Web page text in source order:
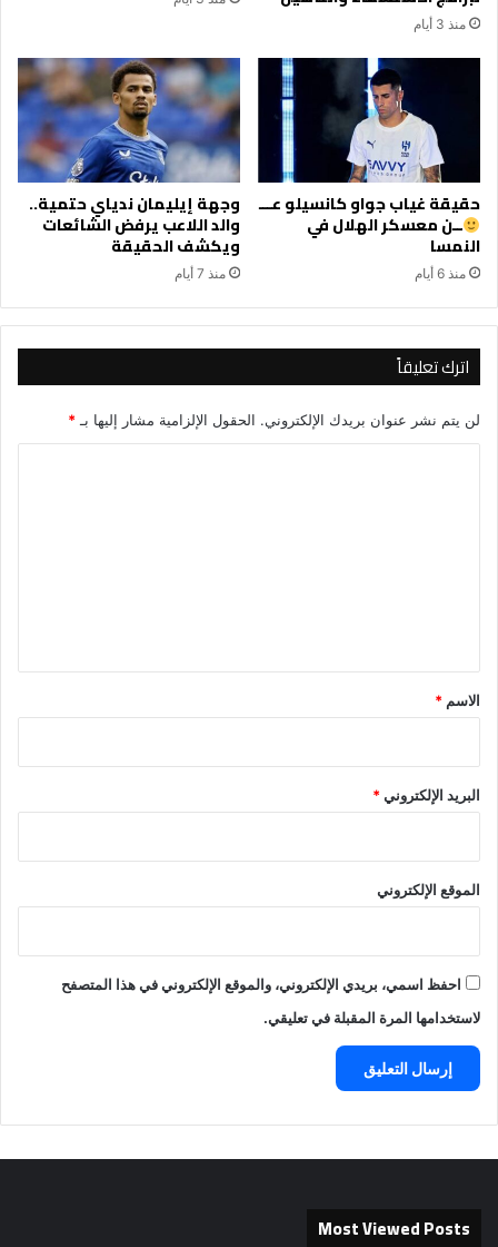
منذ 3 أيام
حقيقة غياب جواو كانسيلو عـــ
ــن معسكر الهلال في
النمسا
منذ 6 أيام
وجهة إيليمان ندياي حتمية..
والد اللاعب يرفض الشائعات
ويكشف الحقيقة
منذ 7 أيام
اترك تعليقاً
لن يتم نشر عنوان بريدك الإلكتروني. الحقول الإلزامية مشار إليها بـ*
*
الاسم *
البريد الإلكتروني*
الموقع الإلكتروني
احفظ اسمي، بريدي الإلكتروني، والموقع الإلكتروني في هذا المتصفح
لاستخدامها المرة المقبلة في تعليقي.
Most Viewed Posts